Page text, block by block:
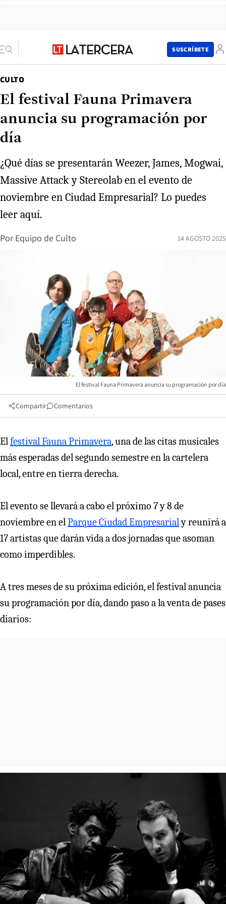
SUSCRÍBETE
CULTO
El festival Fauna Primavera
anuncia su programación por
día
¿Qué días se presentarán Weezer, James, Mogwai,
Massive Attack y Stereolab en el evento de
noviembre en Ciudad Empresarial? Lo puedes
leer aquí.
Por Equipo de Culto 14 AGOSTO 2025
El festival Fauna Primavera anuncia su programación por día
Compartir Comentarios
Elfestival Fauna Primavera, una de las citas musicales
más esperadas del segundo semestre en la cartelera
local, entre en tierra derecha.
El evento se llevará a cabo el próximo 7 y 8 de
noviembre en elParque Ciudad Empresarialy reunirá a
17 artistas que darán vida a dos jornadas que asoman
como imperdibles.
A tres meses de su próxima edición, el festival anuncia
su programación por día, dando paso a la venta de pases
diarios: